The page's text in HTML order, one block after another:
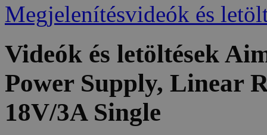
Megjelenítésvideók és
Videók és letöltések
Power Supply, Linear
18V/3A Single